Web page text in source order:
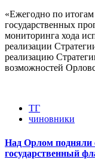
«Ежегодно по
государственных
мониторинга хода
реализации
реализацию
возможностей
ТГ
чиновники
Над Орлом подняли
государственный